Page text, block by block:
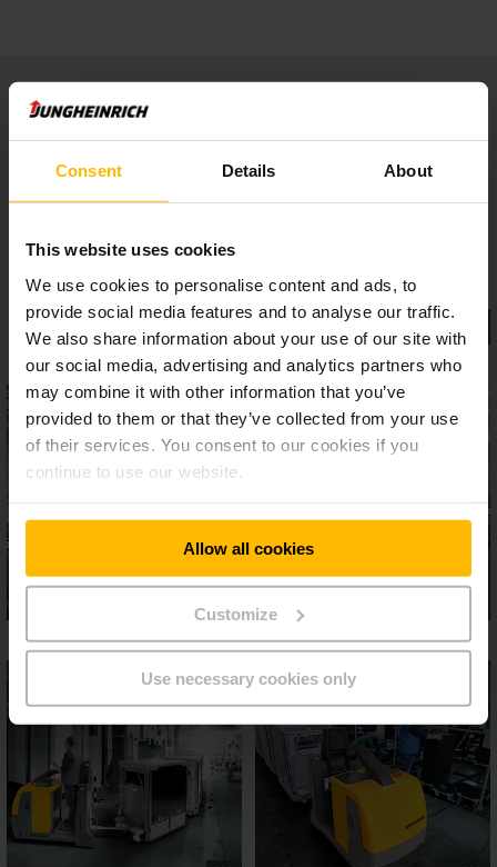
Consent Details About
This website uses cookies
We use cookies to personalise content and ads, to
provide social media features and to analyse our traffic.
We also share information about your use of our site with
our social media, advertising and analytics partners who
may combine it with other information that you’ve
provided to them or that they’ve collected from your use
of their services. You consent to our cookies if you
continue to use our website.
Allow all cookies
Customize
Use necessary cookies only
spojky pre rôzne prívesy.Ľahké nastupovanie a vystupovanie
vďaka plošine na státie vodičovi pomáha pri častých
operadlo, multifunkčný volant jetPILOT, ako aj rôzne
bezpečnostné jazdné systémy.